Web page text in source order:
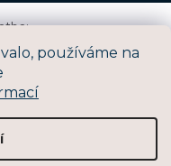
používáme na